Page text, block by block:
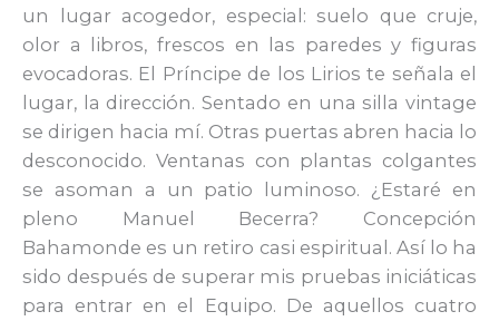
un lugar acogedor, especial: suelo que cruje,
olor a libros, frescos en las paredes y figuras
evocadoras. El Príncipe de los Lirios te señala el
lugar, la dirección. Sentado en una silla vintage
se dirigen hacia mí. Otras puertas abren hacia lo
desconocido. Ventanas con plantas colgantes
se asoman a un patio luminoso. ¿Estaré en
pleno Manuel Becerra? Concepción
Bahamonde es un retiro casi espiritual. Así lo ha
sido después de superar mis pruebas iniciáticas
para entrar en el Equipo. De aquellos cuatro